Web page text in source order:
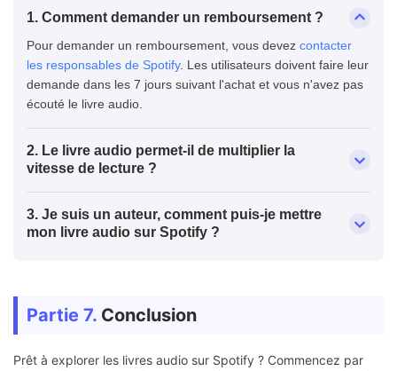
1. Comment demander un remboursement ?
Pour demander un remboursement, vous devez contacter
les responsables de Spotify. Les utilisateurs doivent faire leur
demande dans les 7 jours suivant l'achat et vous n'avez pas
écouté le livre audio.
2. Le livre audio permet-il de multiplier la
vitesse de lecture ?
3. Je suis un auteur, comment puis-je mettre
mon livre audio sur Spotify ?
Partie 7. Conclusion
Prêt à explorer les livres audio sur Spotify ? Commencez par